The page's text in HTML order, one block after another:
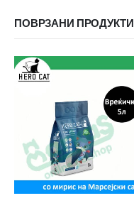
ПОВРЗАНИ ПРОДУКТИ